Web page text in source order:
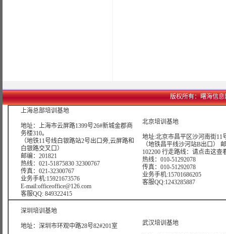
版权所有：曙海信息
上海总部培训基地
地址：上海市云屏路1399号26#新城金郡商
务楼310。
（地铁11号线白银路站2号出口旁,云屏路和
白银路交叉口）
邮编：201821
热线：021-51875830 32300767
传真：021-32300767
业务手机:15921673576
E-mail:officeoffice@126.com
客服QQ: 849322415
北京培训基地
地址:北京市昌平区沙河南街11
（地铁昌平线沙河站B出口）
102200 行走路线： 请点击这查
热线：010-51292078
传真：010-51292078
业务手机:15701686205
客服QQ:1243285887
深圳培训基地
地址：深圳市环观中路28号82#201室 武汉培训基地